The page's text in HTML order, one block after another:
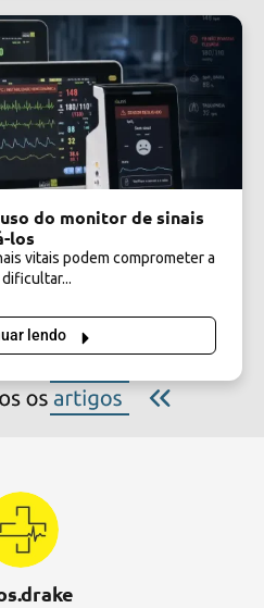
do monitor de sinais
los
vitais podem comprometer a
lendo